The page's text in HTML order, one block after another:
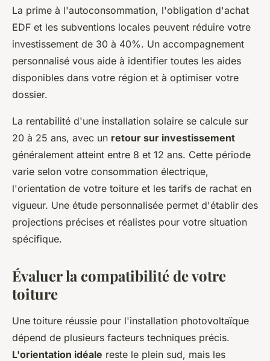
La prime à l'autoconsommation, l'obligation d'achat
EDF et les subventions locales peuvent réduire votre
investissement de 30 à 40%. Un accompagnement
personnalisé vous aide à identifier toutes les aides
disponibles dans votre région et à optimiser votre
dossier.
La rentabilité d'une installation solaire se calcule sur
20 à 25 ans, avec un retour sur investissement
généralement atteint entre 8 et 12 ans. Cette période
varie selon votre consommation électrique,
l'orientation de votre toiture et les tarifs de rachat en
vigueur. Une étude personnalisée permet d'établir des
projections précises et réalistes pour votre situation
spécifique.
Évaluer la compatibilité de votre
toiture
Une toiture réussie pour l'installation photovoltaïque
dépend de plusieurs facteurs techniques précis.
L'orientation idéale reste le plein sud, mais les